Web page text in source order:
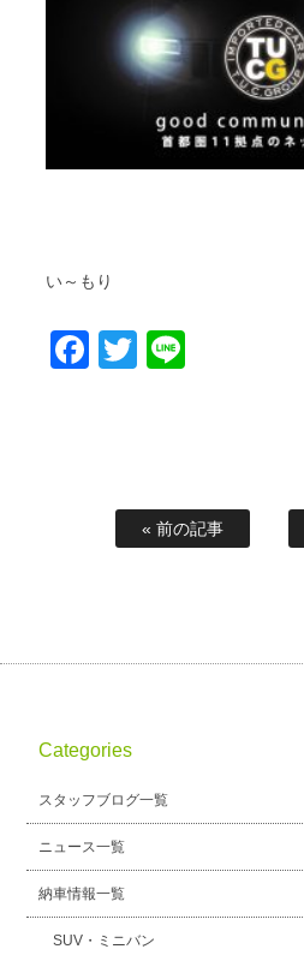
い～もり
Facebook
Twitter
« 前の記事
Categories
スタッフブログ一覧
ニュース一覧
納車情報一覧
SUV・ミニバン